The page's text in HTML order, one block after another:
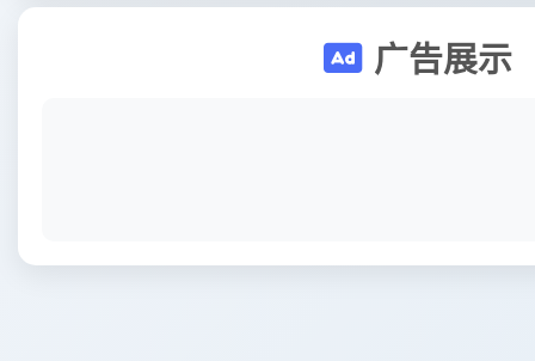
广告展示